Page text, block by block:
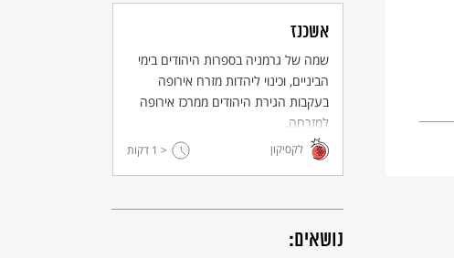
אשכנז
שמה של גרמניה בספרות היהודים בימי
הביניים, וכינוי ליהדות מזרח אירופה
בעקבות הגירת היהודים ממרכז אירופה
למזרחה.
לקסיקון < 1 דקות
נושאים: